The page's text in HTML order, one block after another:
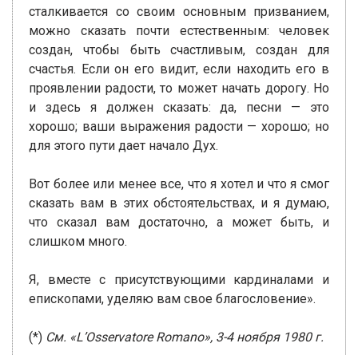
сталкивается со своим основным призванием,
можно сказать почти естественным: человек
создан, чтобы быть счастливым, создан для
счастья. Если он его видит, если находить его в
проявлении радости, то может начать дорогу. Но
и здесь я должен сказать: да, песни — это
хорошо; ваши выражения радости — хорошо; но
для этого пути дает начало Дух.
Вот более или менее все, что я хотел и что я смог
сказать вам в этих обстоятельствах, и я думаю,
что сказал вам достаточно, а может быть, и
слишком много.
Я, вместе с присутствующими кардиналами и
епископами, уделяю вам свое благословение».
(*) См. «L’Osservatore Romano», 3-4 ноября 1980 г.